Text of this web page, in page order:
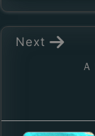
Next